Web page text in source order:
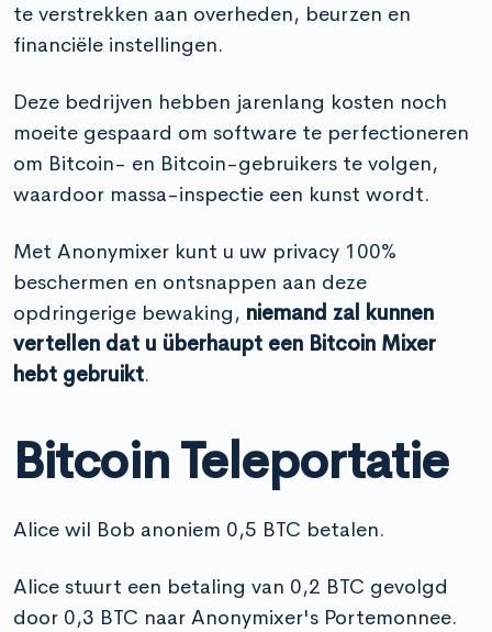
te verstrekken aan overheden, beurzen en
financiële instellingen.
Deze bedrijven hebben jarenlang kosten noch
moeite gespaard om software te perfectioneren
om Bitcoin- en Bitcoin-gebruikers te volgen,
waardoor massa-inspectie een kunst wordt.
Met Anonymixer kunt u uw privacy 100%
beschermen en ontsnappen aan deze
opdringerige bewaking, niemand zal kunnen
vertellen dat u überhaupt een Bitcoin Mixer
hebt gebruikt.
Bitcoin Teleportatie
Alice wil Bob anoniem 0,5 BTC betalen.
Alice stuurt een betaling van 0,2 BTC gevolgd
door 0,3 BTC naar Anonymixer's Portemonnee.